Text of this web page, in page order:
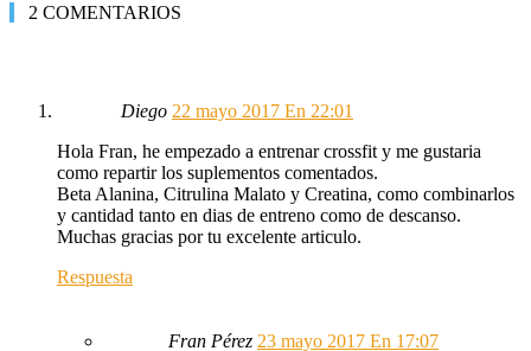
2 COMENTARIOS
Diego 22 mayo 2017 En 22:01
Hola Fran, he empezado a entrenar crossfit y me gustaria
como repartir los suplementos comentados.
Beta Alanina, Citrulina Malato y Creatina, como combinarlos
y cantidad tanto en dias de entreno como de descanso.
Muchas gracias por tu excelente articulo.
Respuesta
Fran Pérez 23 mayo 2017 En 17:07